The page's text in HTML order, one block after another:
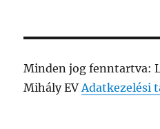
Minden jog fenntartva:
Mihály EVAdatkezelési